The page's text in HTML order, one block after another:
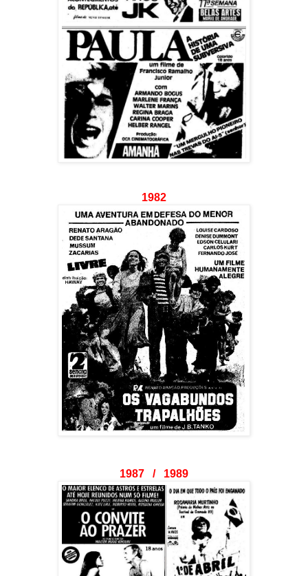
1982
1987 / 1989